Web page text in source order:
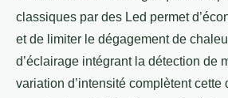
classiques par des Led permet
et de limiter le dégagement de
d’éclairage intégrant la détection de
variation d’intensité complètent cette